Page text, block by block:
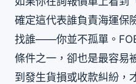
確定這代表誰負責海運保
找誰——你並不孤單。
條件之一，卻也是最容易
到發生貨損或收款糾紛，